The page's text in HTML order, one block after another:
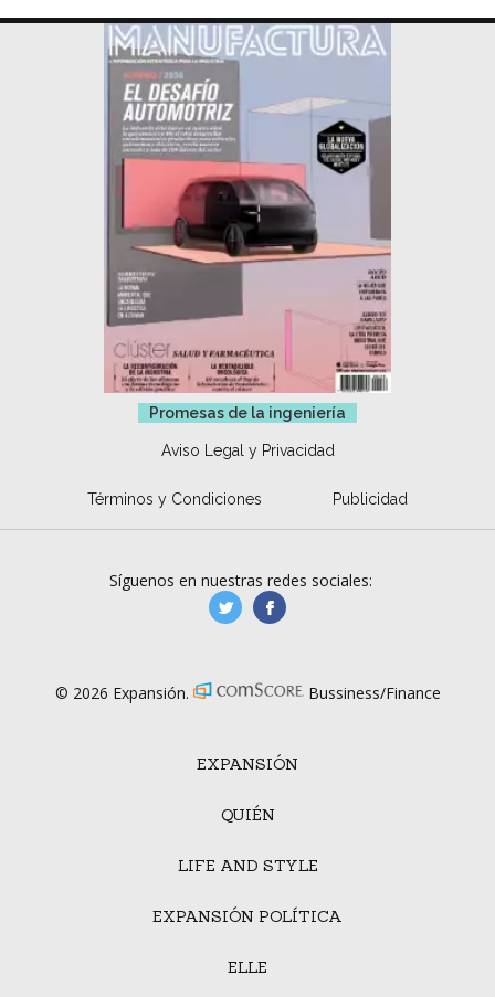
Promesas de la ingeniería
Aviso Legal y Privacidad
Términos y Condiciones Publicidad
EXPANSIÓN
QUIÉN
LIFE AND STYLE
EXPANSIÓN POLÍTICA
ELLE
Síguenos en nuestras redes sociales:
manufacturaGE
© 2026 Expansión. Bussiness/Finance